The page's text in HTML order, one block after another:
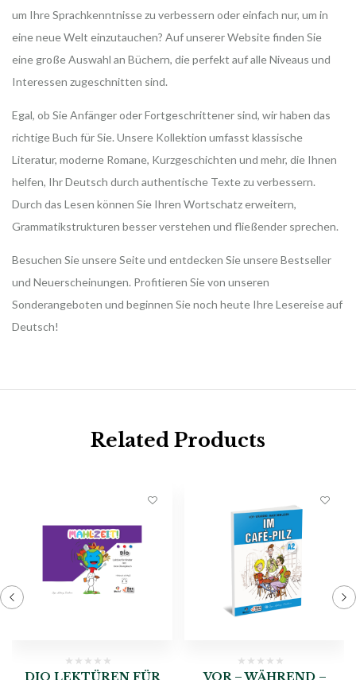
um Ihre Sprachkenntnisse zu verbessern oder einfach nur, um in
eine neue Welt einzutauchen? Auf unserer Website finden Sie
eine große Auswahl an Büchern, die perfekt auf alle Niveaus und
Interessen zugeschnitten sind.
Egal, ob Sie Anfänger oder Fortgeschrittener sind, wir haben das
richtige Buch für Sie. Unsere Kollektion umfasst klassische
Literatur, moderne Romane, Kurzgeschichten und mehr, die Ihnen
helfen, Ihr Deutsch durch authentische Texte zu verbessern.
Durch das Lesen können Sie Ihren Wortschatz erweitern,
Grammatikstrukturen besser verstehen und fließender sprechen.
Besuchen Sie unsere Seite und entdecken Sie unsere Bestseller
und Neuerscheinungen. Profitieren Sie von unseren
Sonderangeboten und beginnen Sie noch heute Ihre Lesereise auf
Deutsch!
Related Products
DIO LEKTÜREN FÜR VOR – WÄHREND –